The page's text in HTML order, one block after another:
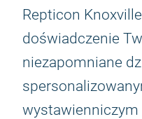
Repticon
doświadczenie
niezapomniane
wystawienniczym